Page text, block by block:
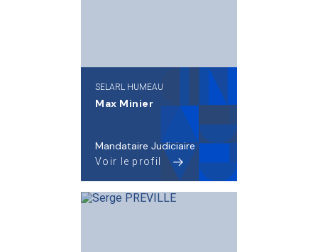
SELARL HUMEAU
Max Minier
Mandataire Judiciaire
Voir le profil